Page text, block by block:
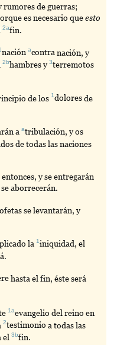
rumores de guerras;
es necesario queesto
2afin.
nación acontra nación, y
2bhambresy3terremotos
de los1doloresde
aatribulación, y os
de todas las naciones
y se entregarán
aborrecerán.
se levantarán, y
la1iniquidad, el
hasta el fin, éste será
1aevangelio del reino en
2testimonio a todas las
el3bfin.